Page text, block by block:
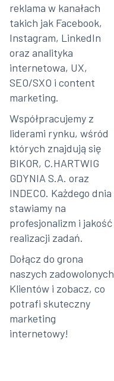
reklama w kanałach
takich jak Facebook,
Instagram, LinkedIn
oraz analityka
internetowa, UX,
SEO/SXO i content
marketing.
Współpracujemy z
liderami rynku, wśród
których znajdują się
BIKOR, C.HARTWIG
GDYNIA S.A. oraz
INDECO. Każdego dnia
stawiamy na
profesjonalizm i jakość
realizacji zadań.
Dołącz do grona
naszych zadowolonych
Klientów i zobacz, co
potrafi skuteczny
marketing
internetowy!